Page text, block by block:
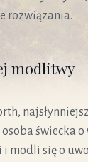
rozwiązania.
modlitwy
świecka
i modli się o